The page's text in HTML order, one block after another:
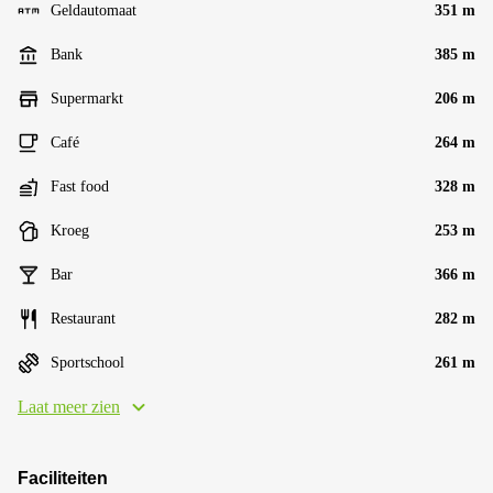
Geldautomaat 351 m
Bank 385 m
Supermarkt 206 m
Café 264 m
Fast food 328 m
Kroeg 253 m
Bar 366 m
Restaurant 282 m
Sportschool 261 m
Laat meer zien
Faciliteiten